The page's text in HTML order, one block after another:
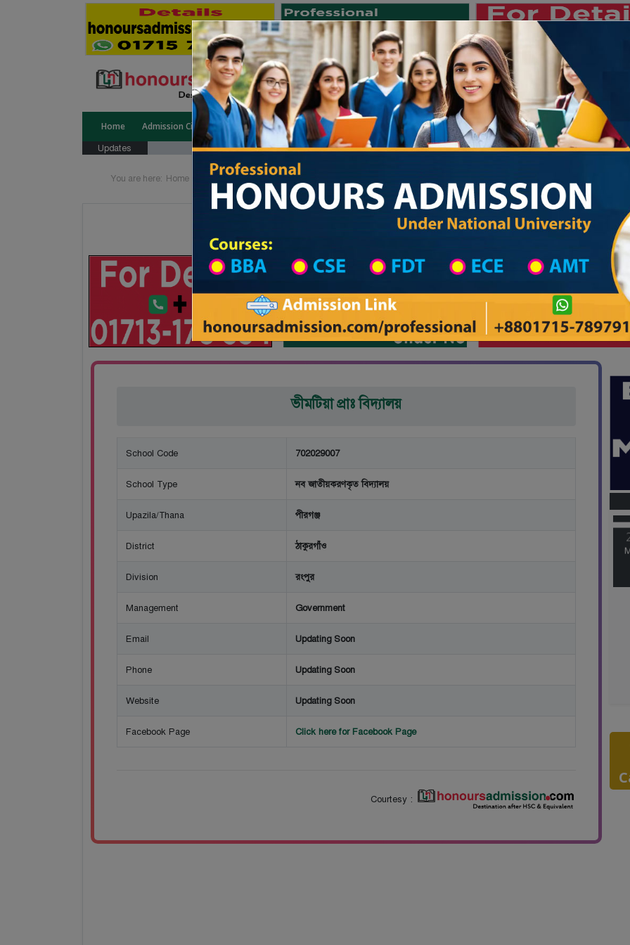
Home Admission Circular Public University Private University International University University College
Updates জাতীয় বিশ্ববিদ্যালয় ২০২৫-২৬
You are here: Home School Category Division List
Private University Admission
ভীমটিয়া প্রাঃ বিদ্যালয়
School Code 702029007
School Type নব জাতীয়করণকৃত বিদ্যালয়
Upazila/Thana পীরগঞ্জ
District ঠাকুরগাঁও
Division রংপুর
Management Government
Email Updating Soon
Phone Updating Soon
Website Updating Soon
Facebook Page Click here for Facebook Page
Courtesy :